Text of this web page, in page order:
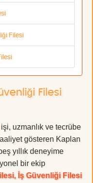
Filesi
Filesi
işi, uzmanlık ve tecrübe
gösteren Kaplan
yıllık deneyime
bir ekip
İş Güvenliği Filesi